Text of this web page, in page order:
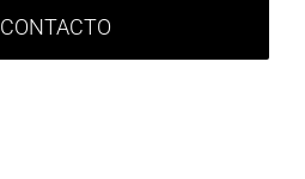
CONTACTO